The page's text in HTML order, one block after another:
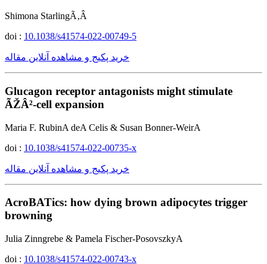
Shimona StarlingÃ‚Â
doi : 10.1038/s41574-022-00749-5
خرید پکیج و مشاهده آنلاین مقاله
Glucagon receptor antagonists might stimulate
ÃŽÂ²-cell expansion
Maria F. RubinA deA Celis & Susan Bonner-WeirA
doi : 10.1038/s41574-022-00735-x
خرید پکیج و مشاهده آنلاین مقاله
AcroBATics: how dying brown adipocytes trigger
browning
Julia Zinngrebe & Pamela Fischer-PosovszkyA
doi : 10.1038/s41574-022-00743-x